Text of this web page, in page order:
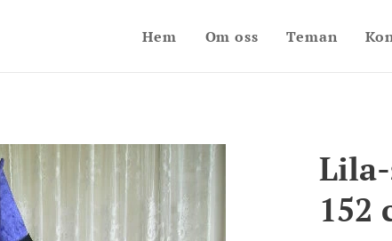
Hem Om oss Teman
152